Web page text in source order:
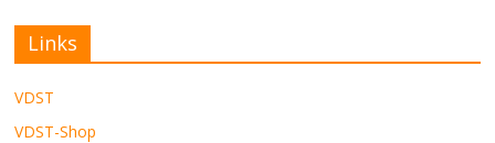
Links
VDST
VDST-Shop